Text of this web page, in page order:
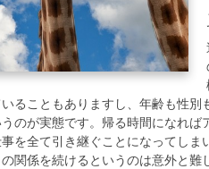
ることもありますし、年齢も性
のが実態です。帰る時間になれ
を全て引き継ぐことになってし
関係を続けるというのは意外と難